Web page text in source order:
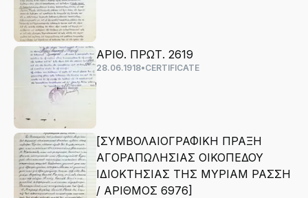
ΑΡΙΘ. ΠΡΩΤ. 2619
28.06.1918•CERTIFICATE
[ΣΥΜΒΟΛΑΙΟΓΡΑΦΙΚΗ ΠΡΑΞΗ
ΑΓΟΡΑΠΩΛΗΣΙΑΣ ΟΙΚΟΠΕΔΟΥ
ΙΔΙΟΚΤΗΣΙΑΣ ΤΗΣ ΜΥΡΙΑΜ ΡΑΣΣΗ
/ ΑΡΙΘΜΟΣ 6976]